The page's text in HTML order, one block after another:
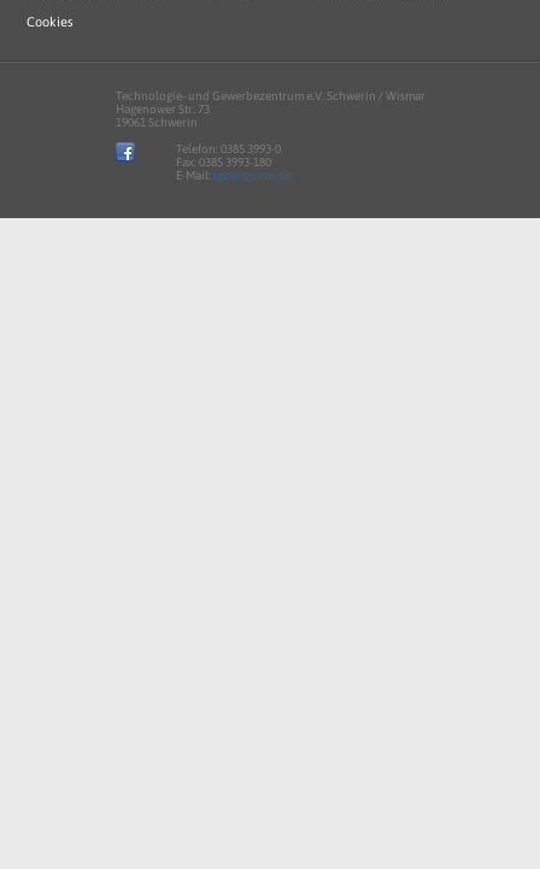
Cookies
Technologie- und Gewerbezentrum e.V. Schwerin / Wismar
Hagenower Str. 73
19061 Schwerin
Telefon: 0385 3993-0
Fax: 0385 3993-180
E-Mail: tgz@tgz-mv.de